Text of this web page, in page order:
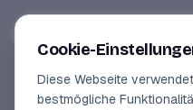
Online-Kurse
Cookie-
Diese Webseite
bestmögliche